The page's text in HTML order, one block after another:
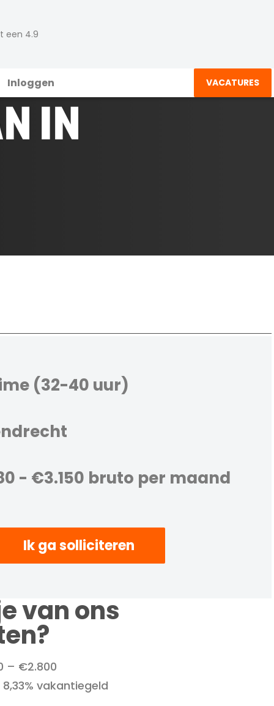
een 4.9
Inloggen VACATURES
IN
(32-40 uur)
- €3.150 bruto per maand
Ik ga solliciteren
van ons
– €2.800
vakantiegeld